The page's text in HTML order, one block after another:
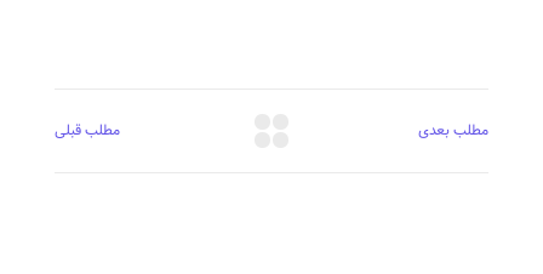
مطلب قبلی مطلب بعدی